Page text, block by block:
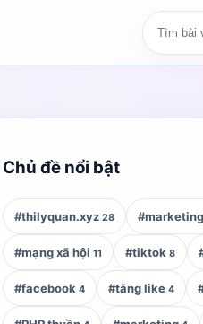
Chủ đề nổi bật
#thilyquan.xyz28
#mạng xã hội11 #tiktok8
#facebook4 #tăng like4